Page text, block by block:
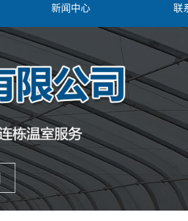
新闻中心 联